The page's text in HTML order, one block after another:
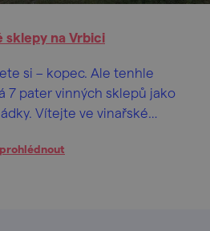
sklepy na Vrbici
si – kopec. Ale tenhle
7 pater vinných sklepů jako
Vítejte ve vinařské
prohlédnout